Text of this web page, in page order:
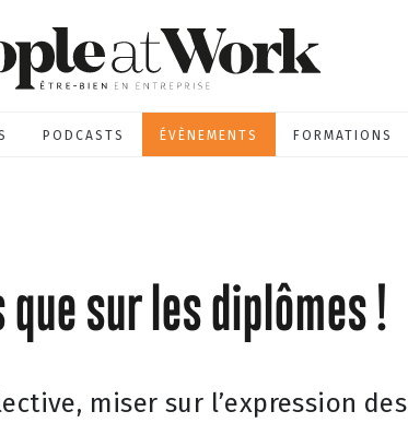
PODCASTS ÉVÈNEMENTS FORMATIONS
sur les diplômes !
miser sur l’expression des